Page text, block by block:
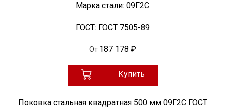
Марка стали: 09Г2С
ГОСТ: ГОСТ 7505-89
От 187 178 ₽
Купить
Поковка стальная квадратная 500 мм 09Г2С ГОСТ